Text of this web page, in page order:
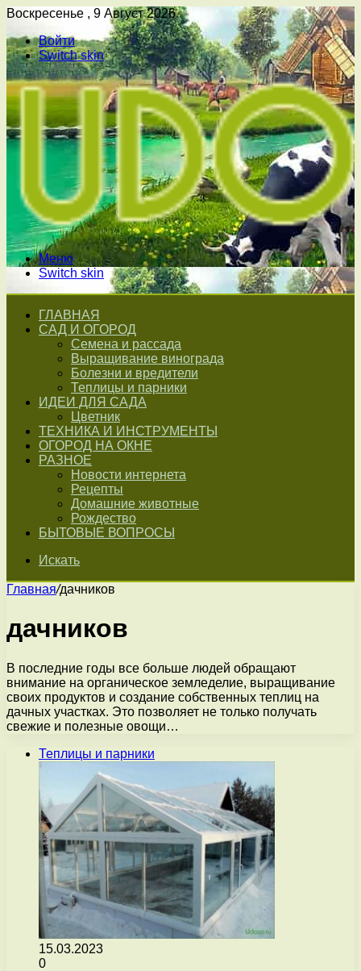
Воскресенье , 9 Август 2026
Войти
Switch skin
Меню
Switch skin
ГЛАВНАЯ
САД И ОГОРОД
Семена и рассада
Выращивание винограда
Болезни и вредители
Теплицы и парники
ИДЕИ ДЛЯ САДА
Цветник
ТЕХНИКА И ИНСТРУМЕНТЫ
ОГОРОД НА ОКНЕ
РАЗНОЕ
Новости интернета
Рецепты
Домашние животные
Рождество
БЫТОВЫЕ ВОПРОСЫ
Искать
Главная/дачников
дачников
В последние годы все больше людей обращают
внимание на органическое земледелие, выращивание
своих продуктов и создание собственных теплиц на
дачных участках. Это позволяет не только получать
свежие и полезные овощи…
Теплицы и парники
15.03.2023
0